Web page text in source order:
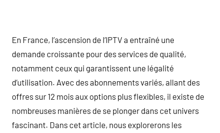
En France, l’ascension de l’IPTV a entraîné une
demande croissante pour des services de qualité,
notamment ceux qui garantissent une légalité
d’utilisation. Avec des abonnements variés, allant des
offres sur 12 mois aux options plus flexibles, il existe de
nombreuses manières de se plonger dans cet univers
fascinant. Dans cet article, nous explorerons les